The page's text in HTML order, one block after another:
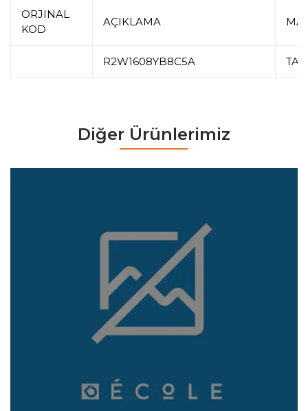
ORJINAL
KOD
AÇIKLAMA
R2W1608YB8C5A
Diğer Ürünlerimiz